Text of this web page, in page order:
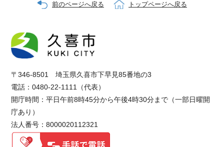
前のページへ戻る トップページへ戻る
〒346-8501 埼玉県久喜市下早見85番地の3
電話：0480-22-1111（代表）
開庁時間：平日午前8時45分から午後4時30分まで（一部日曜開
庁あり）
法人番号：8000020112321